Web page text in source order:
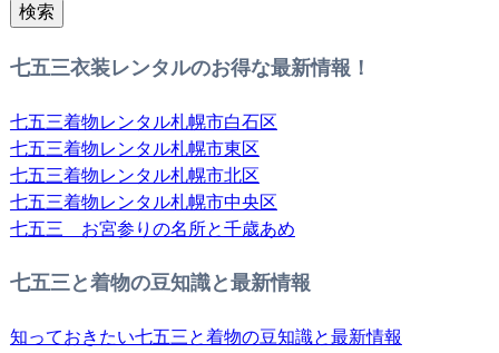
検索
七五三衣装レンタルのお得な最新情報！
七五三着物レンタル札幌市白石区
七五三着物レンタル札幌市東区
七五三着物レンタル札幌市北区
七五三着物レンタル札幌市中央区
七五三 お宮参りの名所と千歳あめ
七五三と着物の豆知識と最新情報
知っておきたい七五三と着物の豆知識と最新情報